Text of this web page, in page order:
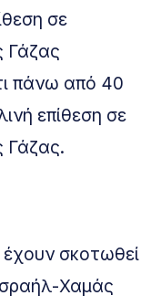
σε
Γάζας
πάνω από 40
επίθεση σε
Γάζας.
σκοτωθεί
Χαμάς